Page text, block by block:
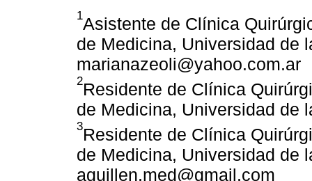
1Asistente de Clínica
de Medicina, Universidad de
marianazeoli@yahoo.com.ar
2Residente de Clínica
de Medicina, Universidad de
3Residente de Clínica
de Medicina, Universidad de
aguillen.med@gmail.com